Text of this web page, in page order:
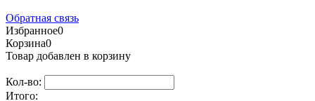
Обратная связь
Избранное0
Корзина0
Товар добавлен в корзину
Кол-во:
Итого: